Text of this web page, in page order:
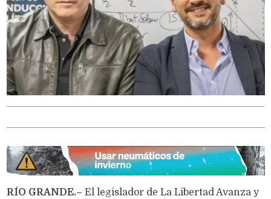
RÍO GRANDE.– El legislador de La Libertad Avanza y